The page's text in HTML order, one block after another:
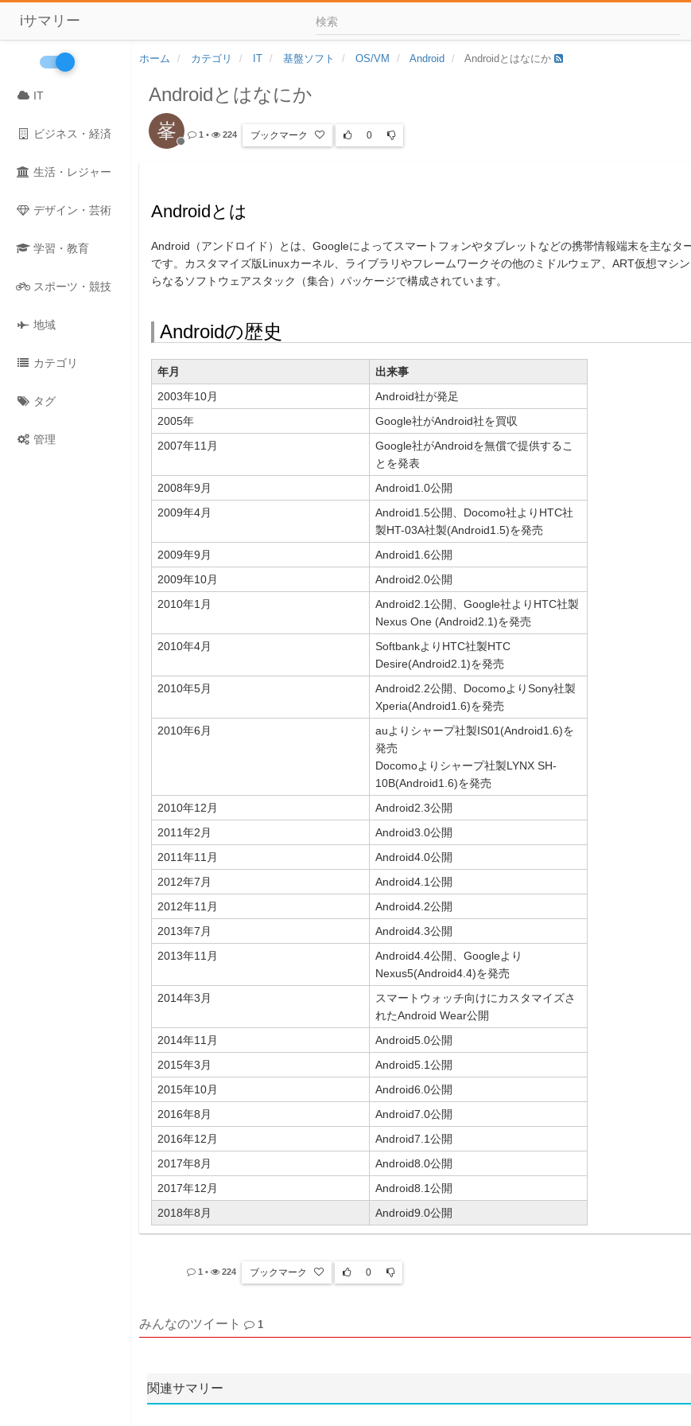
iサマリー
IT
ビジネス・経済
生活・レジャー
デザイン・芸術
学習・教育
スポーツ・競技
地域
カテゴリ
タグ
管理
ホーム カテゴリ IT 基盤ソフト OS/VM Android Androidとはなにか
Androidとはなにか
峯 1 • 224 ブックマーク 0
Androidとは
Android（アンドロイド）とは、Googleによってスマートフォンやタブレットなどの携帯情報端末を主なタ
です。カスタマイズ版Linuxカーネル、ライブラリやフレームワークその他のミドルウェア、ART仮想マシ
らなるソフトウェアスタック（集合）パッケージで構成されています。
Androidの歴史
年月
出来事
2003年10月
Android社が発足
2005年
Google社がAndroid社を買収
2007年11月
Google社がAndroidを無償で提供するこ
とを発表
2008年9月
Android1.0公開
2009年4月
Android1.5公開、Docomo社よりHTC社
製HT-03A社製(Android1.5)を発売
2009年9月
Android1.6公開
2009年10月
Android2.0公開
2010年1月
Android2.1公開、Google社よりHTC社製
Nexus One (Android2.1)を発売
2010年4月
SoftbankよりHTC社製HTC
Desire(Android2.1)を発売
2010年5月
Android2.2公開、DocomoよりSony社製
Xperia(Android1.6)を発売
2010年6月
auよりシャープ社製IS01(Android1.6)を
発売
Docomoよりシャープ社製LYNX SH-
10B(Android1.6)を発売
2010年12月
Android2.3公開
2011年2月
Android3.0公開
2011年11月
Android4.0公開
2012年7月
Android4.1公開
2012年11月
Android4.2公開
2013年7月
Android4.3公開
2013年11月
Android4.4公開、Googleより
Nexus5(Android4.4)を発売
2014年3月
スマートウォッチ向けにカスタマイズさ
れたAndroid Wear公開
2014年11月
Android5.0公開
2015年3月
Android5.1公開
2015年10月
Android6.0公開
2016年8月
Android7.0公開
2016年12月
Android7.1公開
2017年8月
Android8.0公開
2017年12月
Android8.1公開
2018年8月
Android9.0公開
1 • 224 ブックマーク 0
みんなのツイート 1
関連サマリー